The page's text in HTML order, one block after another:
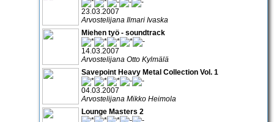
23.03.2007
Arvostelijana Ilmari Ivaska
Miehen työ - soundtrack
14.03.2007
Arvostelijana Otto Kylmälä
Savepoint Heavy Metal Collection Vol. 1
04.03.2007
Arvostelijana Mikko Heimola
Lounge Masters 2